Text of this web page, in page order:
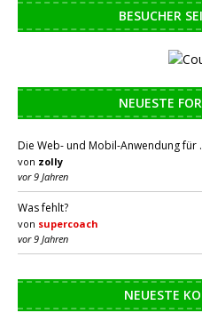
BESUCHER
NEUESTE
Die Web- und Mobil-Anwendung für
von zolly
vor 9 Jahren
Was fehlt?
von supercoach
vor 9 Jahren
NEUESTE